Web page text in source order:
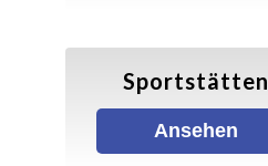
Sportstätten
Ansehen